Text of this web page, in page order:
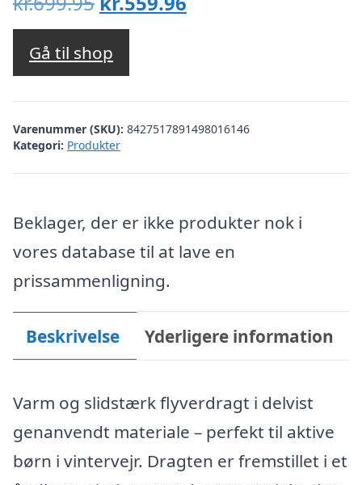
oprindelige
pris
var:
kr.699.95.kr.559.96.
Gå til shop
Varenummer (SKU): 8427517891498016146
Kategori: Produkter
Beklager, der er ikke produkter nok i
vores database til at lave en
prissammenligning.
Beskrivelse Yderligere information
Varm og slidstærk flyverdragt i delvist
genanvendt materiale – perfekt til aktive
børn i vintervejr. Dragten er fremstillet i et